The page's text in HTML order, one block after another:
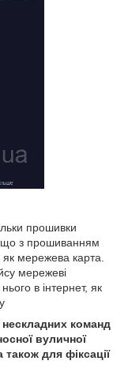
прошивки
що з прошиванням
мережева карта.
мережеві
в інтернет, як
команд
вуличної
для фіксації